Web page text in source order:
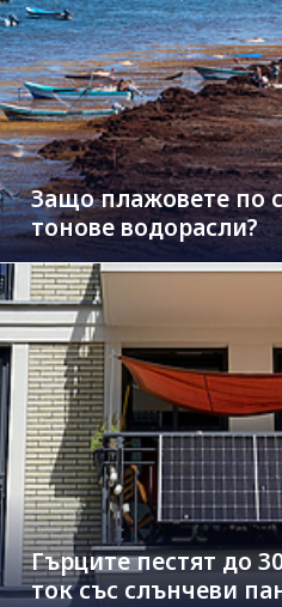
Защо плажовете по
тонове водорасли?
Гърците пестят до
ток със слънчеви